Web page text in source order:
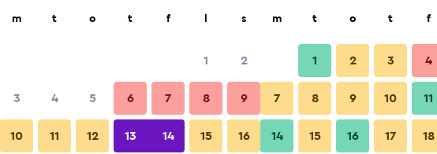
m t o t f s
1 2
3 4 5 6 7 8 9
10 11 12 13 14 15 16
m t o t f
1 2 3 4
7 8 9 10 11
14 15 16 17 18